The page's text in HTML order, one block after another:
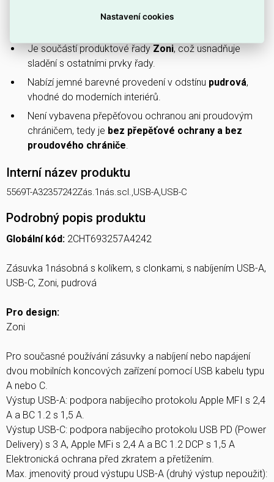
, které zajišťuje ochranu proti vniknutí
Je součástí produktové řady Zoni, což usnadňuje
sladění s ostatními prvky řady.
Nabízí jemné barevné provedení v odstínu pudrová,
vhodné do moderních interiérů.
Není vybavena přepěťovou ochranou ani proudovým
chráničem, tedy je bez přepěťové ochrany a bez
proudového chrániče.
Interní název produktu
5569T-A32357242Zás.1nás.scl.,USB-A,USB-C
Podrobný popis produktu
Globální kód: 2CHT693257A4242
Zásuvka 1násobná s kolíkem, s clonkami, s nabíjením USB-A,
USB-C, Zoni, pudrová
Pro design:
Zoni
Pro současné používání zásuvky a nabíjení nebo napájení
dvou mobilních koncových zařízení pomocí USB kabelu typu
A nebo C.
Výstup USB-A: podpora nabíjecího protokolu Apple MFI s 2,4
A a BC 1.2 s 1,5 A.
Výstup USB-C: podpora nabíjecího protokolu USB PD (Power
Delivery) s 3 A, Apple MFi s 2,4 A a BC 1.2 DCP s 1,5 A
Elektronická ochrana před zkratem a přetížením.
Max. jmenovitý proud výstupu USB-A (druhý výstup nepoužit):
Nastavení cookies